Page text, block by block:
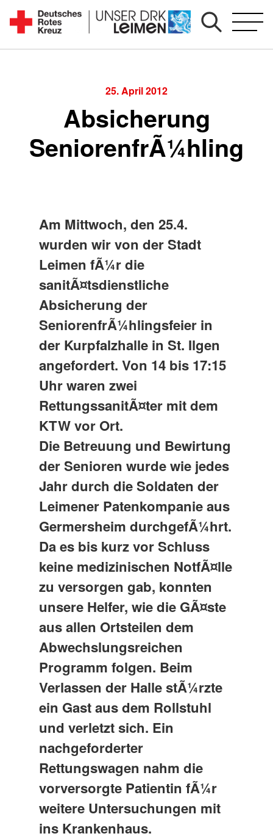
Zum
Inhalt
springen
1892
25. April 2012
Absicherung
SeniorenfrÃ¼hling
Am Mittwoch, den 25.4.
wurden wir von der Stadt
Leimen fÃ¼r die
sanitÃ¤tsdienstliche
Absicherung der
SeniorenfrÃ¼hlingsfeier in
der Kurpfalzhalle in St. Ilgen
angefordert. Von 14 bis 17:15
Uhr waren zwei
RettungssanitÃ¤ter mit dem
KTW vor Ort.
Die Betreuung und Bewirtung
der Senioren wurde wie jedes
Jahr durch die Soldaten der
Leimener Patenkompanie aus
Germersheim durchgefÃ¼hrt.
Da es bis kurz vor Schluss
keine medizinischen NotfÃ¤lle
zu versorgen gab, konnten
unsere Helfer, wie die GÃ¤ste
aus allen Ortsteilen dem
Abwechslungsreichen
Programm folgen. Beim
Verlassen der Halle stÃ¼rzte
ein Gast aus dem Rollstuhl
und verletzt sich. Ein
nachgeforderter
Rettungswagen nahm die
vorversorgte Patientin fÃ¼r
weitere Untersuchungen mit
ins Krankenhaus.